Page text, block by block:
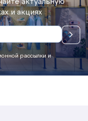
актуальную
и акциях
рассылки и